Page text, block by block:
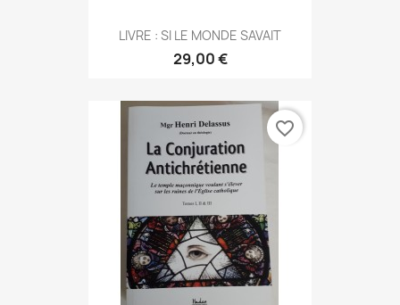
LIVRE : SI LE MONDE SAVAIT
29,00 €
favorite_border